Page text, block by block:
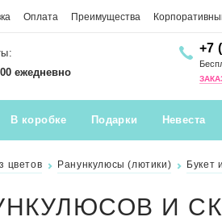
Оплата Преимущества
ежедневно
+7
В коробке Подарки Невеста
цветов Ранункулюсы (лютики) Букет
И